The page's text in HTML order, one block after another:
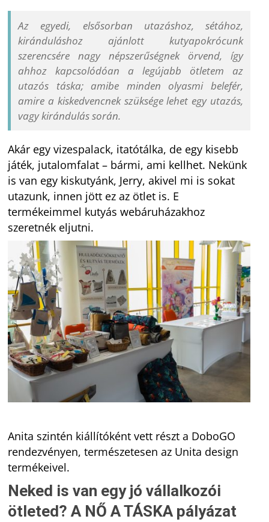
Az egyedi, elsősorban utazáshoz, sétához,
kiránduláshoz ajánlott kutyapokrócunk
szerencsére nagy népszerűségnek örvend, így
ahhoz kapcsolódóan a legújabb ötletem az
utazós táska; amibe minden olyasmi belefér,
amire a kiskedvencnek szüksége lehet egy utazás,
vagy kirándulás során.
Akár egy vizespalack, itatótálka, de egy kisebb
játék, jutalomfalat – bármi, ami kellhet. Nekünk
is van egy kiskutyánk, Jerry, akivel mi is sokat
utazunk, innen jött ez az ötlet is. E
termékeimmel kutyás webáruházakhoz
szeretnék eljutni.
Anita szintén kiállítóként vett részt a DoboGO
rendezvényen, természetesen az Unita design
termékeivel.
Neked is van egy jó vállalkozói
ötleted? A NŐ A TÁSKA pályázat